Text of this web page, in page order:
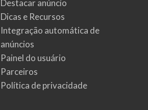
Destacar anúncio
Dicas e Recursos
Integração automática de
anúncios
Painel do usuário
Parceiros
Política de privacidade